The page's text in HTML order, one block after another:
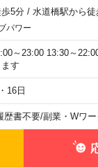
5分/ 水道橋駅から徒
パワー
～23:00 13:30～
す
16日
歴書不要/副業・Wワ